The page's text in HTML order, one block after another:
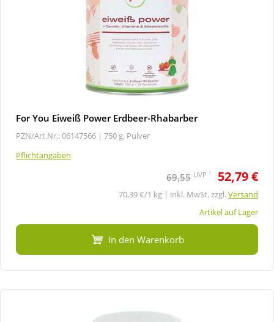
For You Eiweiß Power Erdbeer-Rhabarber
PZN/Art.Nr.: 06147566 | 750 g, Pulver
Pflichtangaben
69,55 UVP 1 52,79 €
70,39 €/1 kg | inkl. MwSt. zzgl.Versand
Artikel auf Lager
In den Warenkorb